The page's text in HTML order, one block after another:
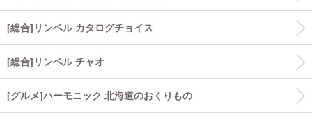
[総合]リンベル カタログチョイス
[総合]リンベル チャオ
[グルメ]ハーモニック 北海道のおくりもの